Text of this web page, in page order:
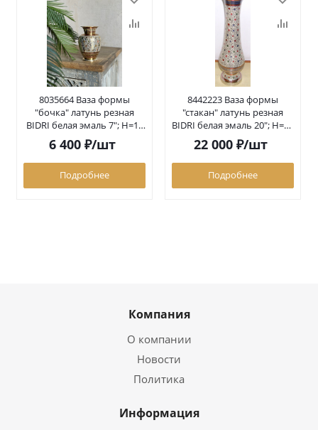
8035664 Ваза формы
"бочка" латунь резная
BIDRI белая эмаль 7"; Н=18
см; (5664) 8035664
6 400₽/шт
Подробнее
8442223 Ваза формы
"стакан" латунь резная
BIDRI белая эмаль 20"; Н=51
см (2223) 8442223
22 000₽/шт
Подробнее
Компания
О компании
Новости
Политика
Информация